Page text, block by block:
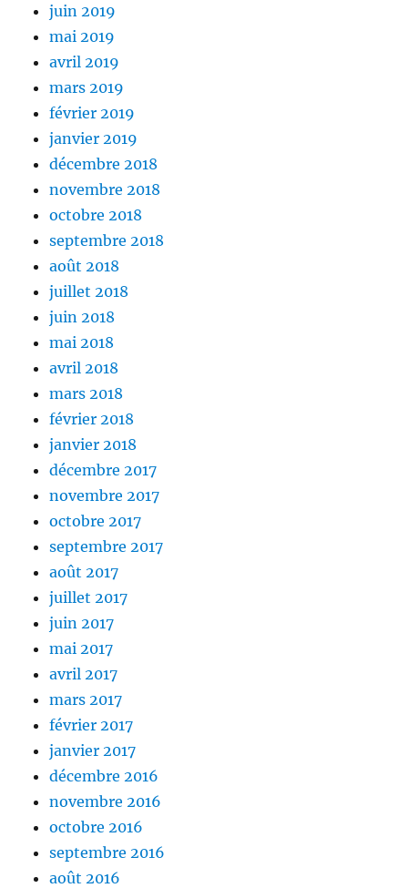
juin 2019
mai 2019
avril 2019
mars 2019
février 2019
janvier 2019
décembre 2018
novembre 2018
octobre 2018
septembre 2018
août 2018
juillet 2018
juin 2018
mai 2018
avril 2018
mars 2018
février 2018
janvier 2018
décembre 2017
novembre 2017
octobre 2017
septembre 2017
août 2017
juillet 2017
juin 2017
mai 2017
avril 2017
mars 2017
février 2017
janvier 2017
décembre 2016
novembre 2016
octobre 2016
septembre 2016
août 2016